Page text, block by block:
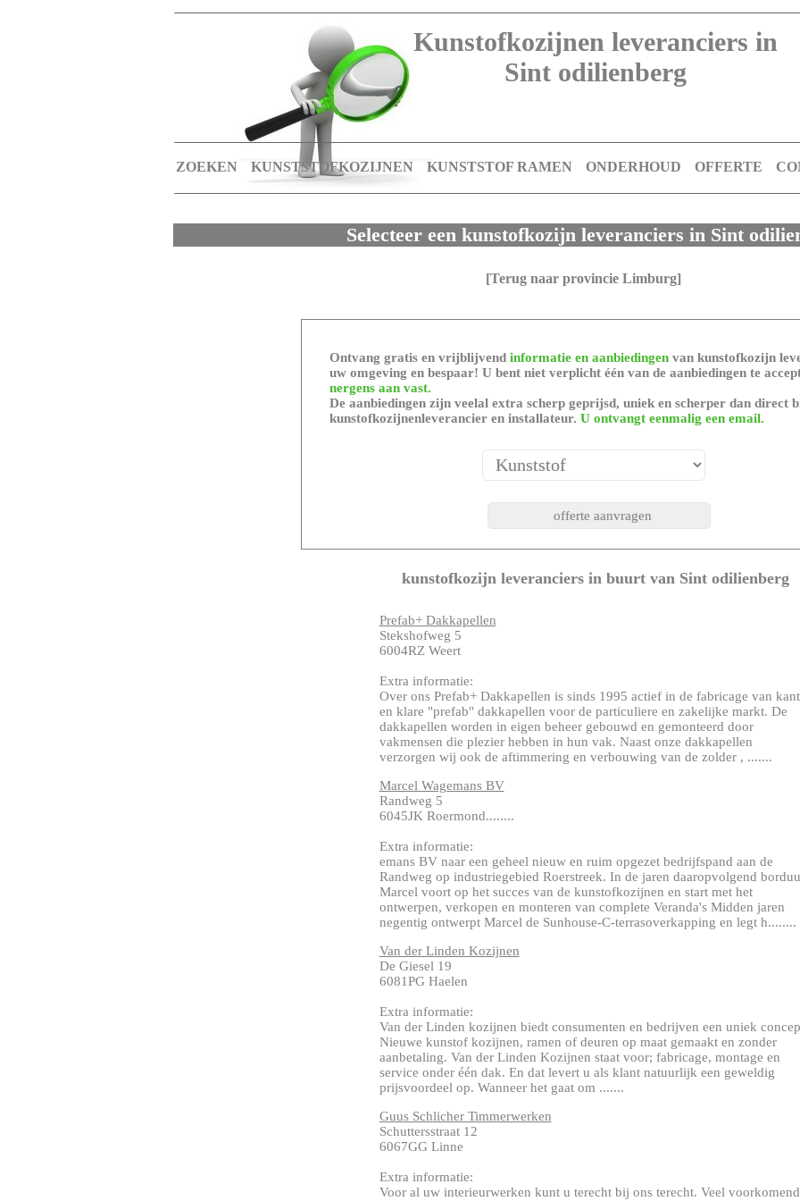
ZOEKEN KUNSTSTOFKOZIJNEN KUNSTSTOF RAMEN ONDERHOUD OFFERTE
Kunstofkozijnen leveranciers in
Sint odilienberg
Selecteer een kunstofkozijn leveranciers in Sint
[Terug naar provincie Limburg]
Ontvang gratis en vrijblijvend informatie en aanbiedingenvan kunstofkozijn
uw omgeving en bespaar! U bent niet verplicht één van de aanbiedingen te
nergens aan vast.
De aanbiedingen zijn veelal extra scherp geprijsd, uniek en scherper dan direct
kunstofkozijnenleverancier en installateur. U ontvangt eenmalig een email.
kunstofkozijn leveranciers in buurt van Sint odilienberg
Prefab+ Dakkapellen
Stekshofweg 5
6004RZ Weert
Extra informatie:
Over ons Prefab+ Dakkapellen is sinds 1995 actief in de fabricage van kant
en klare "prefab" dakkapellen voor de particuliere en zakelijke markt. De
dakkapellen worden in eigen beheer gebouwd en gemonteerd door
vakmensen die plezier hebben in hun vak. Naast onze dakkapellen
verzorgen wij ook de aftimmering en verbouwing van de zolder , .......
Marcel Wagemans BV
Randweg 5
6045JK Roermond........
Extra informatie:
emans BV naar een geheel nieuw en ruim opgezet bedrijfspand aan de
Randweg op industriegebied Roerstreek. In de jaren daaropvolgend
Marcel voort op het succes van de kunstofkozijnen en start met het
ontwerpen, verkopen en monteren van complete Veranda's Midden jaren
negentig ontwerpt Marcel de Sunhouse-C-terrasoverkapping en legt h........
Van der Linden Kozijnen
De Giesel 19
6081PG Haelen
Extra informatie:
Van der Linden kozijnen biedt consumenten en bedrijven een uniek
Nieuwe kunstof kozijnen, ramen of deuren op maat gemaakt en zonder
aanbetaling. Van der Linden Kozijnen staat voor; fabricage, montage en
service onder één dak. En dat levert u als klant natuurlijk een geweldig
prijsvoordeel op. Wanneer het gaat om .......
Guus Schlicher Timmerwerken
Schuttersstraat 12
6067GG Linne
Extra informatie:
Voor al uw interieurwerken kunt u terecht bij ons terecht. Veel